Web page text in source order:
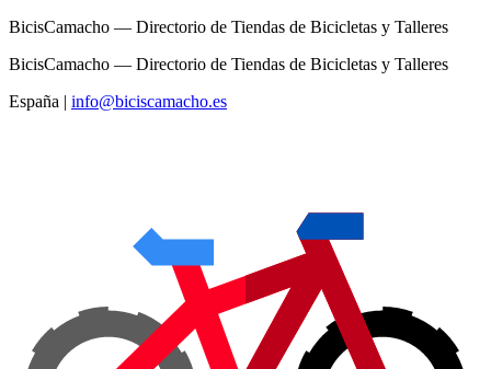
BicisCamacho — Directorio de Tiendas de Bicicletas y Talleres
BicisCamacho — Directorio de Tiendas de Bicicletas y Talleres
España | info@biciscamacho.es